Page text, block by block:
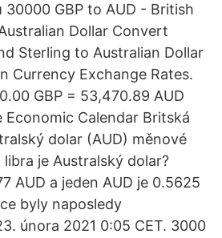
GBP to AUD - British
Dollar Convert
Sterling to Australian Dollar
Currency Exchange Rates.
GBP = 53,470.89 AUD
Economic Calendar Britská
dolar (AUD) měnové
je Australský dolar?
AUD a jeden AUD je 0.5625
byly naposledy
února 2021 0:05 CET. 3000